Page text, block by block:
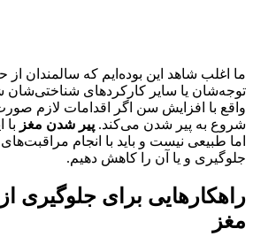
ما اغلب شاهد این بوده‌ایم که سالمندان از
توجه‌شان یا سایر کارکردهای شناختی‌شان
واقع با افزایش سن اگر اقدامات لازم
شروع به پیر شدن می‌کند. پیر شدن مغز با
اما طبیعی نیست و باید با انجام مراقبت‌های
جلوگیری و یا آن را کاهش دهیم.
راهکارهایی برای جلوگیری
مغز